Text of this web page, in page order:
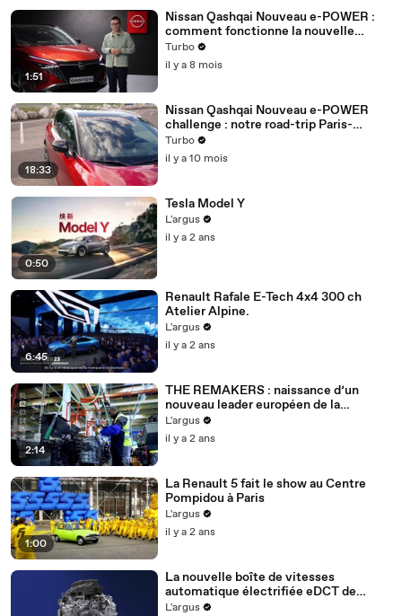
1:51
Nissan Qashqai Nouveau e-POWER :
comment fonctionne la nouvelle
génération de la technologie Nissan e-
POWER ?
Turbo
il y a 8 mois
18:33
Nissan Qashqai Nouveau e-POWER
challenge : notre road-trip Paris-
Bordeaux au volant du crossover
hybride
Turbo
il y a 10 mois
0:50
Tesla Model Y
L'argus
il y a 2 ans
6:45
Renault Rafale E-Tech 4x4 300 ch
Atelier Alpine.
L'argus
il y a 2 ans
2:14
THE REMAKERS : naissance d’un
nouveau leader européen de la
rénovation de pièces automobiles
L'argus
il y a 2 ans
1:00
La Renault 5 fait le show au Centre
Pompidou à Paris
L'argus
il y a 2 ans
La nouvelle boîte de vitesses
automatique électrifiée eDCT de
Stellantis
L'argus